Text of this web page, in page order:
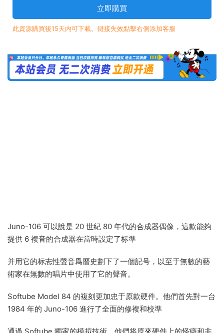
立即購買
此資源購買後15天内可下載。鏈接失效點擊右側添加客服
Juno-106 可以說是 20 世紀 80 年代的合成器偶像，這款能夠
提供 6 複音的合成器在當時設定了标準
并用它的标志性聲音爲曆史劃下了一個記号，以至于無數的藝
術家在無數的唱片中使用了它的聲音。
Softube Model 84 的複刻更加忠于原款硬件。他們首先對一台
1984 年的 Juno-106 進行了全面的修複和校準